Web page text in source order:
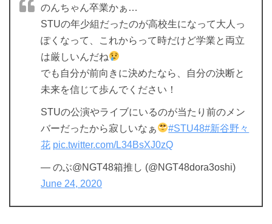
のんちゃん卒業かぁ…
STUの年少組だったのが高校生になって大人っ
ぽくなって、これからって時だけど学業と両立
は厳しいんだね
でも自分が前向きに決めたなら、自分の決断と
未来を信じて歩んでください！
STUの公演やライブにいるのが当たり前のメン
バーだったから寂しいなぁ
#STU48#新谷野々
花 pic.twitter.com/L34BsXJ0zQ
— のぶ@NGT48箱推し (@NGT48dora3oshi)
June 24, 2020